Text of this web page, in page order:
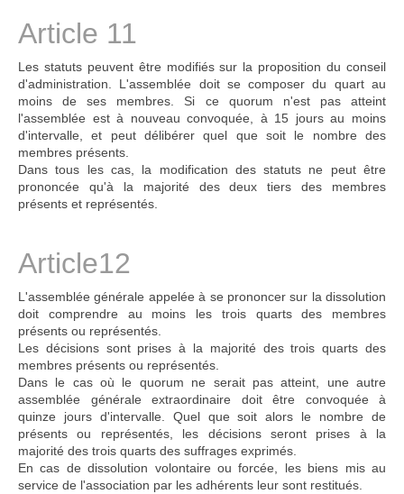
Article 11
Les statuts peuvent être modifiés sur la proposition du conseil
d'administration. L'assemblée doit se composer du quart au
moins de ses membres. Si ce quorum n'est pas atteint
l'assemblée est à nouveau convoquée, à 15 jours au moins
d'intervalle, et peut délibérer quel que soit le nombre des
membres présents.
Dans tous les cas, la modification des statuts ne peut être
prononcée qu'à la majorité des deux tiers des membres
présents et représentés.
Article12
L'assemblée générale appelée à se prononcer sur la dissolution
doit comprendre au moins les trois quarts des membres
présents ou représentés.
Les décisions sont prises à la majorité des trois quarts des
membres présents ou représentés.
Dans le cas où le quorum ne serait pas atteint, une autre
assemblée générale extraordinaire doit être convoquée à
quinze jours d'intervalle. Quel que soit alors le nombre de
présents ou représentés, les décisions seront prises à la
majorité des trois quarts des suffrages exprimés.
En cas de dissolution volontaire ou forcée, les biens mis au
service de l'association par les adhérents leur sont restitués.